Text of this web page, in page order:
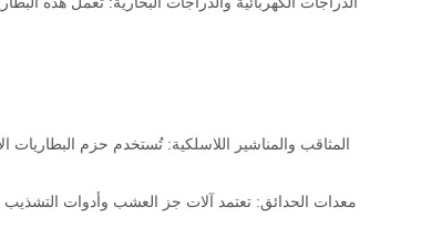
المثاقب والمناشير اللاسلكية: تُستخدم حزم البطاريات
معدات الحدائق: تعتمد آلات جز العشب وأدوات التشذيب